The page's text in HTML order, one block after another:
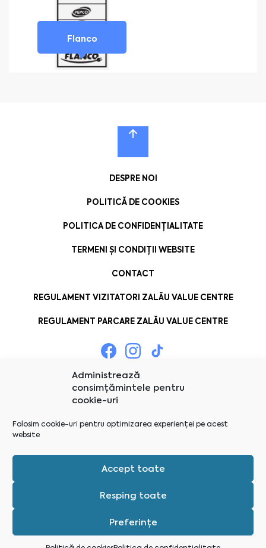
Administrează
consimțămintele pentru
cookie-uri
Folosim cookie-uri pentru optimizarea experienței pe acest
website
Accept toate
Resping toate
Preferințe
Flanco
DESPRE NOI
POLITICĂ DE COOKIES
POLITICA DE CONFIDENȚIALITATE
TERMENI ȘI CONDIȚII WEBSITE
CONTACT
REGULAMENT VIZITATORI ZALĂU VALUE CENTRE
REGULAMENT PARCARE ZALĂU VALUE CENTRE